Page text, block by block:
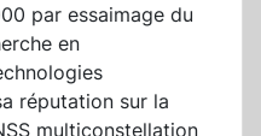
par essaimage du
en
réputation sur la
multiconstellation